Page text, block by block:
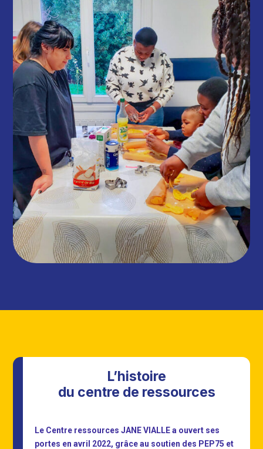
L’histoire
du centre de ressources
Le Centre ressources JANE VIALLE a ouvert ses
portes en avril 2022, grâce au soutien des PEP75 et